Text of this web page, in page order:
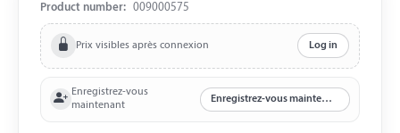
Product number: 009000575
Prix visibles après connexion Log in
Enregistrez-vous
maintenant
Enregistrez-vous maintenant